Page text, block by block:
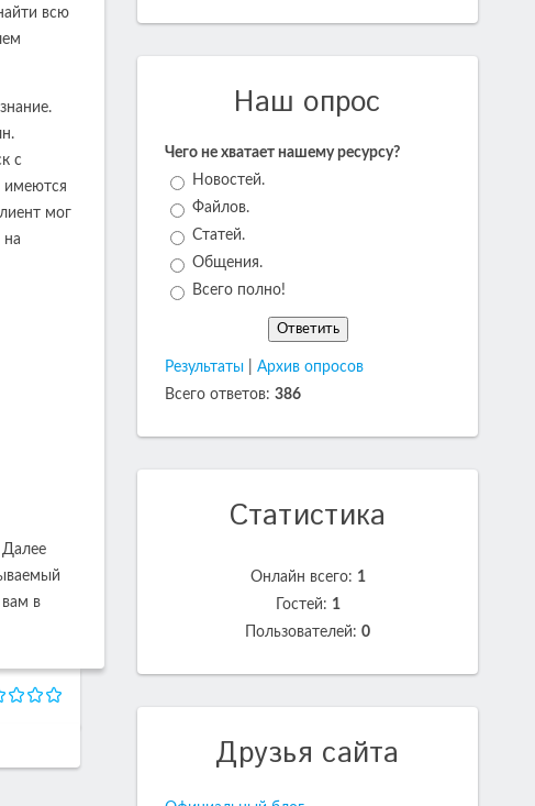
всю
с
имеются
мог
на
Далее
в
Наш опрос
Чего не хватает нашему ресурсу?
Новостей.
Файлов.
Статей.
Общения.
Всего полно!
Результаты
Архив опросов
Всего ответов: 386
Статистика
Онлайн всего: 1
Гостей: 1
Пользователей: 0
Друзья сайта